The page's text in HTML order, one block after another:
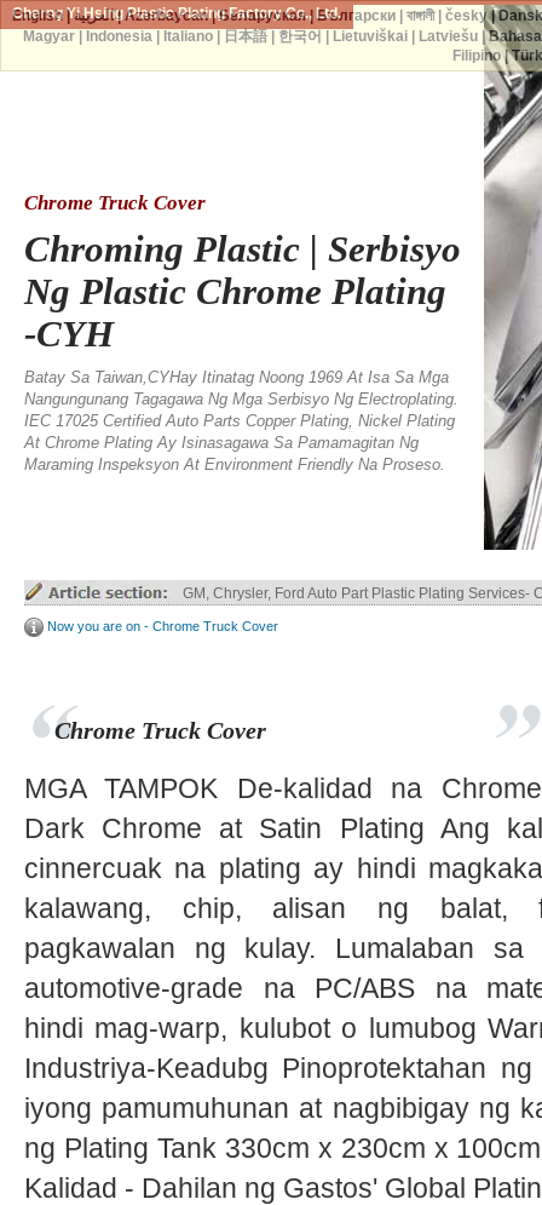
Cherng Yi Hsing Plastic Plating Factory Co., Ltd.
Chrome Truck Cover
Chroming Plastic | Serbisyo
Ng Plastic Chrome Plating
-CYH
Batay Sa Taiwan,CYHay Itinatag Noong 1969 At Isa Sa Mga
Nangungunang Tagagawa Ng Mga Serbisyo Ng Electroplating.
IEC 17025 Certified Auto Parts Copper Plating, Nickel Plating
At Chrome Plating Ay Isinasagawa Sa Pamamagitan Ng
Maraming Inspeksyon At Environment Friendly Na Proseso.
Truck Parts ABS / ABS+PC Plastic Plating
Now you are on - Chrome Truck Cover
Chrome Truck Cover
MGA TAMPOK De-kalidad na
Dark Chrome at Satin Plating Ang
cinnercuak na plating ay hindi
kalawang, chip, alisan ng balat,
pagkawalan ng kulay. Lumalaban sa
automotive-grade na PC/ABS na
hindi mag-warp, kulubot o lumubog
Industriya-Keadubg Pinoprotektahan
iyong pamumuhunan at nagbibigay ng
ng Plating Tank 330cm x 230cm x
Kalidad - Dahilan ng Gastos' Global
English |العربية|Azərbaycan|Беларуская|Български |বাঙ্গালী|česky|
Magyar| Indonesia| Italiano| 日本語| 한국어 Lietuviškai| Latviešu|
Filipino|